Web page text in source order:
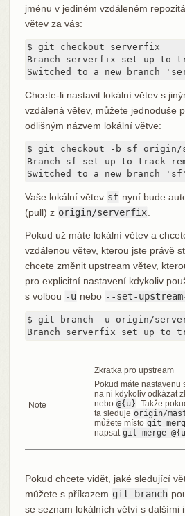
jménu v jediném vzdáleném
větev za vás:
$ git checkout serverfix
Branch serverfix set up to
Switched to a new branch
Chcete-li nastavit lokální větev s
vzdálená větev, můžete jednoduše
odlišným názvem lokální větve:
$ git checkout -b sf origin/
Branch sf set up to track
Switched to a new branch 'sf'
Vaše lokální větev sf nyní bude
(pull) z origin/serverfix.
Pokud už máte lokální větev a
vzdálenou větev, kterou jste právě
chcete změnit upstream větev,
pro explicitní nastavení kdykoliv
s volbou -u nebo --set-
$ git branch -u origin/
Branch serverfix set up to
Note
Zkratka pro upstream
Pokud máte nastavenu
na ni kdykoliv odkázat
nebo @{u} . Takže
ta sleduje origin/
můžete místo git
napsat git merge
Pokud chcete vidět, jaké sledující
můžete s příkazem git branch
se seznam lokálních větví s dalšími